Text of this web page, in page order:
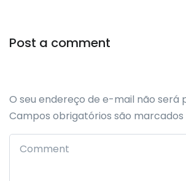
Post a comment
O seu endereço de e-mail não será
Campos obrigatórios são